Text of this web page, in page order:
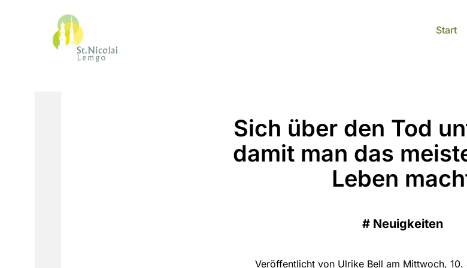
Start
Sich über den Tod
damit man das
Leben
# Neuigkeiten
Veröffentlicht von Ulrike Bell am Mittwoch, 10.